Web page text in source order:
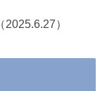
）